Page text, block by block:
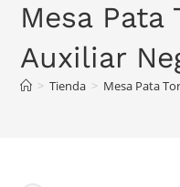
Mesa Pata
Auxiliar
> Tienda > Mesa Pata